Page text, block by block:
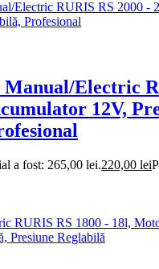
Electric
12V,
a fost: 265,00 lei.220,00 lei